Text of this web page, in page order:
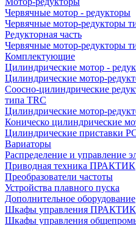
Червячные мотор - редукторы
Червячные мотор-редукторы
Редукторная часть
Червячные мотор-редукторы
Комплектующие
Цилиндрические мотор -
Цилиндрические мотор-
Соосно-цилиндрические
типа TRC
Цилиндрические мотор-
Коническо цилиндрические
Цилиндрические приставки
Вариаторы
Распределение и управление
Приводная техника ПРАКТИК
Преобразователи частоты
Устройства плавного пуска
Дополнительное оборудование
Шкафы управления ПРАКТИК
Шкафы управления